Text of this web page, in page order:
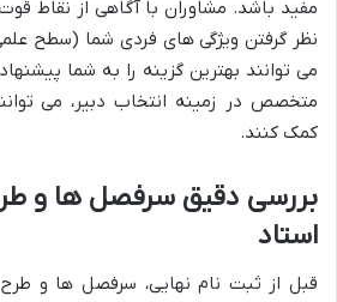
مفید باشد. مشاوران با آگاهی از نقاط
نظر گرفتن ویژگی های فردی شما (سطح
می توانند بهترین گزینه را به شما
متخصص در زمینه انتخاب دبیر، می
کمک کنند.
بررسی دقیق سرفصل ها و
استاد
قبل از ثبت نام نهایی، سرفصل ها و